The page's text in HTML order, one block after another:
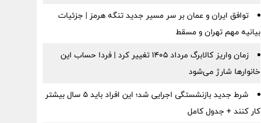
توافق ایران و عمان بر سر مسیر جدید تنگه هرمز | جزئیات
بیانیه مهم تهران و مسقط
زمان واریز کالابرگ مرداد ۱۴۰۵ تغییر کرد | فردا حساب این
خانوارها شارژ می‌شود
شرط جدید بازنشستگی اجرایی شد؛ این افراد باید ۵ سال بیشتر
کار کنند + جدول کامل